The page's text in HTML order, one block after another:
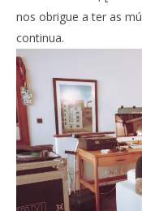
nos obrigue a ter as
continua.